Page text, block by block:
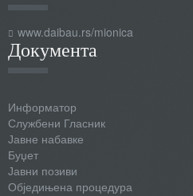
www.daibau.rs/mionica
Документа
Информатор
Службени Гласник
Јавне набавке
Буџет
Јавни позиви
Обједињена процедура